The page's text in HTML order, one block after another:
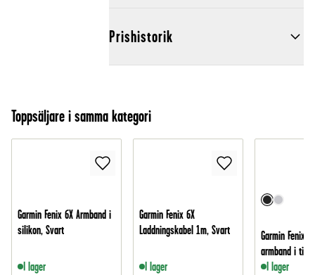
Prishistorik
Toppsäljare i samma kategori
Garmin Fenix 6X Armband i
silikon, Svart
I lager
Garmin Fenix 6X
Laddningskabel 1m, Svart
I lager
Garmin Fenix
armband i
I lager